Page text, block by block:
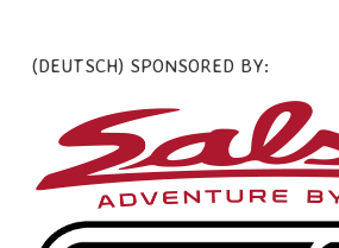
(DEUTSCH) SPONSORED BY: